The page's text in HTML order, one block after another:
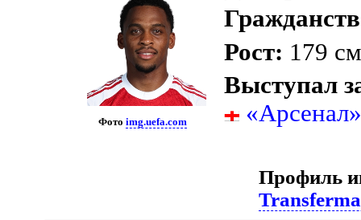
Фотоimg.uefa.com
Рост: 179
Выступал
Профиль